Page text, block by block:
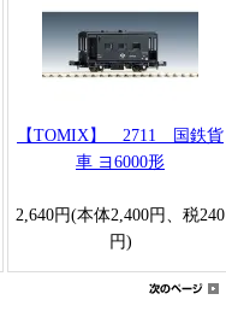
【TOMIX】 2711 国鉄貨
車 ヨ6000形
2,640円(本体2,400円、税240
円)